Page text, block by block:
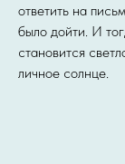
ответить на
было дойти. И
становится
личное солнце.